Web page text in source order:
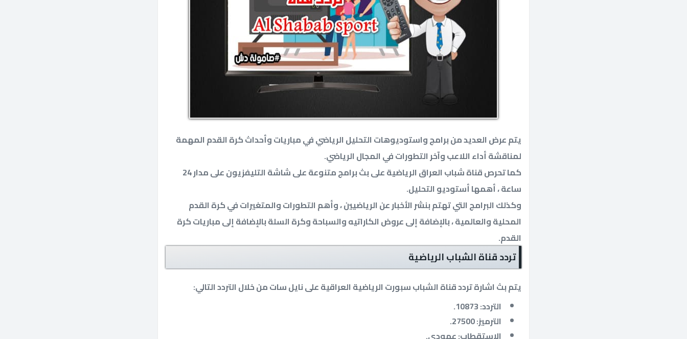
يتم عرض العديد من برامج واستوديوهات التحليل الرياضي في مباريات وأحداث كرة القدم المهمة
لمناقشة أداء اللاعب وآخر التطورات في المجال الرياضي.
كما تحرص قناة شباب العراق الرياضية على بث برامج متنوعة على شاشة التليفزيون على مدار 24
ساعة ، أهمها أستوديو التحليل.
وكذلك البرامج التي تهتم بنشر الأخبار عن الرياضيين ، وأهم التطورات والمتغيرات في كرة القدم
المحلية والعالمية ، بالإضافة إلى عروض الكاراتيه والسباحة وكرة السلة بالإضافة إلى مباريات كرة
القدم.
تردد قناة الشباب الرياضية
يتم بث اشارة تردد قناة الشباب سبورت الرياضية العراقية على نايل سات من خلال التردد التالي:
التردد: 10873.
الترميز: 27500.
الاستقطاب: عمودي.